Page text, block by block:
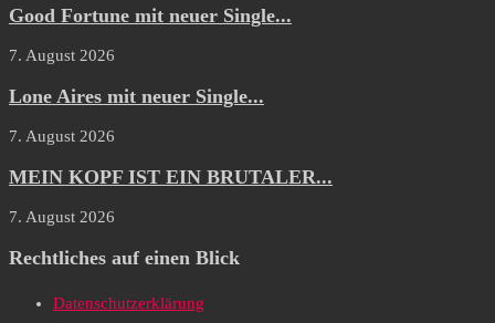
Good Fortune mit neuer Single...
7. August 2026
Lone Aires mit neuer Single...
7. August 2026
MEIN KOPF IST EIN BRUTALER...
7. August 2026
Rechtliches auf einen Blick
Datenschutzerklärung